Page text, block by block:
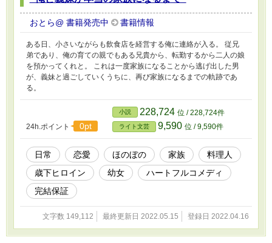
おとら@ 書籍発売中 書籍情報
ある日、小さいながらも飲食店を経営する俺に連絡が入る。 従兄
弟であり、俺の育ての親でもある兄貴から、転勤するから二人の娘
を預かってくれと。 これは一度家族になることから逃げ出した男
が、義妹と過ごしていくうちに、再び家族になるまでの軌跡であ
る。
24h.ポイント 0pt
小説 228,724 位 / 228,724件
ライト文芸 9,590 位 / 9,590件
日常 恋愛 ほのぼの 家族
料理人
歳下ヒロイン
幼女
ハートフルコメディ
完結保証
文字数 149,112 最終更新日 2022.05.15 登録日 2022.04.16